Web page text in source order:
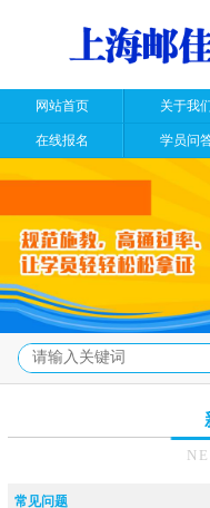
网站首页 关于我
在线报名 学员问
常见问题